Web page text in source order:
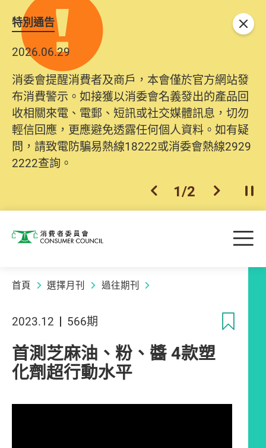
特別通告
2026.06.29
消委會提醒消費者及商戶，本會僅於官方網站發
布消費警示。如接獲以消委會名義發出的產品回
收相關來電、電郵、短訊或社交媒體訊息，切勿
輕信回應，更應避免透露任何個人資料。如有疑
問，請致電防騙易熱線18222或消委會熱線2929
2222查詢。
上一個
1/2 下一個開
關閉
消費者委員會 目
首頁 選擇月刊 過往期刊
2023.12 566期
首測芝麻油、粉、醬 4款塑
化劑超行動水平